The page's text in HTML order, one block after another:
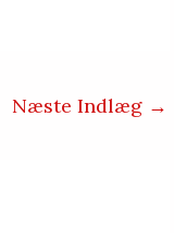
Næste Indlæg →